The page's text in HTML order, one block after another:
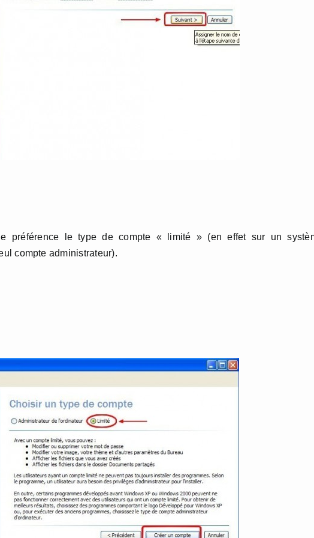
préférence le type de compte « limité » (en effet sur un
compte administrateur).